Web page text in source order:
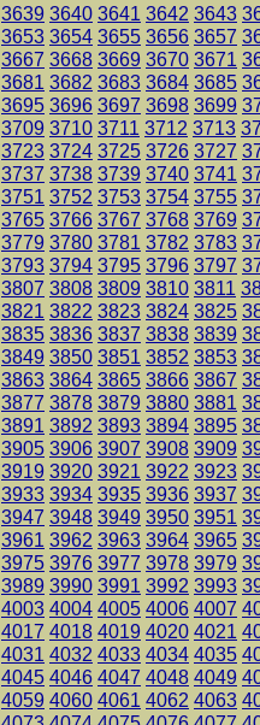
3639 3640 3641 3642 3643
3653 3654 3655 3656 3657
3667 3668 3669 3670 3671
3681 3682 3683 3684 3685
3695 3696 3697 3698 3699
3709 3710 3711 3712 3713
3723 3724 3725 3726 3727
3737 3738 3739 3740 3741
3751 3752 3753 3754 3755
3765 3766 3767 3768 3769
3779 3780 3781 3782 3783
3793 3794 3795 3796 3797
3807 3808 3809 3810 3811
3821 3822 3823 3824 3825
3835 3836 3837 3838 3839
3849 3850 3851 3852 3853
3863 3864 3865 3866 3867
3877 3878 3879 3880 3881
3891 3892 3893 3894 3895
3905 3906 3907 3908 3909
3919 3920 3921 3922 3923
3933 3934 3935 3936 3937
3947 3948 3949 3950 3951
3961 3962 3963 3964 3965
3975 3976 3977 3978 3979
3989 3990 3991 3992 3993
4003 4004 4005 4006 4007
4017 4018 4019 4020 4021
4031 4032 4033 4034 4035
4045 4046 4047 4048 4049
4059 4060 4061 4062 4063